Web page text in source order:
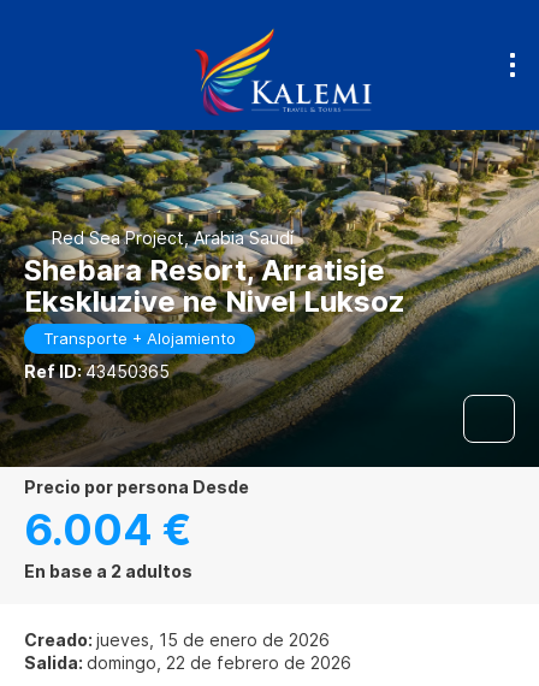
Red Sea Project, Arabia Saudí
Shebara Resort, Arratisje
Ekskluzive ne Nivel Luksoz
Transporte + Alojamiento
Ref ID:43450365
precio por persona Desde
6.004 €
En base a 2 adultos
Creado: jueves, 15 de enero de 2026
Salida: domingo, 22 de febrero de 2026